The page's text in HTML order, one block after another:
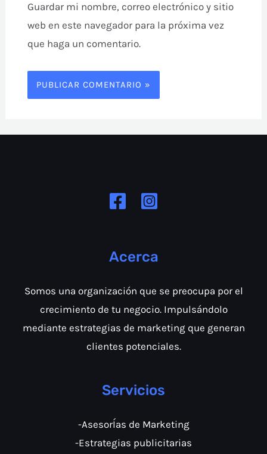
Guardar mi nombre, correo electrónico y sitio
web en este navegador para la próxima vez
que haga un comentario.
Acerca
Somos una organización que se preocupa por el
crecimiento de tu negocio. Impulsándolo
mediante estrategias de marketing que generan
clientes potenciales.
Servicios
-AsesorÍas de Marketing
-Estrategias publicitarias